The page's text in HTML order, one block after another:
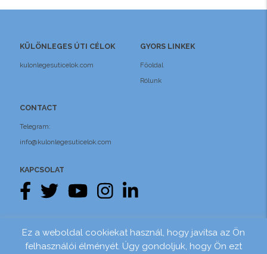
KÜLÖNLEGES ÚTI CÉLOK
kulonlegesuticelok.com
GYORS LINKEK
Főoldal
Rólunk
CONTACT
Telegram:
info@kulonlegesuticelok.com
KAPCSOLAT
Pénzügyi biztosítás Adatvédelem
Ez a weboldal cookiekat használ, hogy javítsa az Ön
felhasználói élményét. Úgy gondoljuk, hogy Ön ezt